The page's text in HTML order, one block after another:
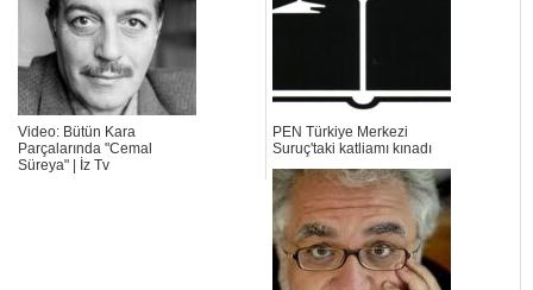
Video: Bütün Kara
Parçalarında "Cemal
Süreya" | İz Tv
PEN Türkiye Merkezi
Suruç'taki katliamı kınadı